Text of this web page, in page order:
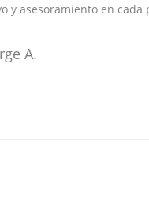
y asesoramiento en cada
A.